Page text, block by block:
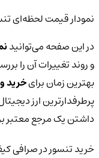
نمودار قیمت لحظه‌ای
در این صفحه می‌توانید
و روند تغییرات آن را
بهترین زمان برایخرید
پرطرفدارترین ارز
داشتن یک مرجع معتبر
خرید تنسور در صرافی